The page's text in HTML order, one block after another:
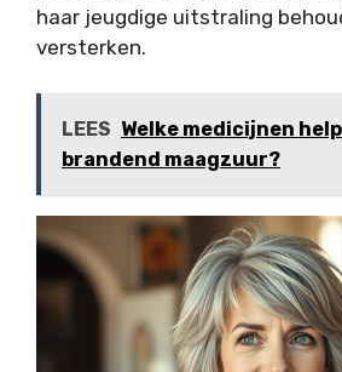
haar jeugdige uitstraling
versterken.
LEES Welke medicijnen
brandend maagzuur?